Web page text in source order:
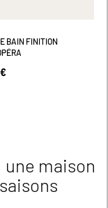
BAIN FINITION
maison